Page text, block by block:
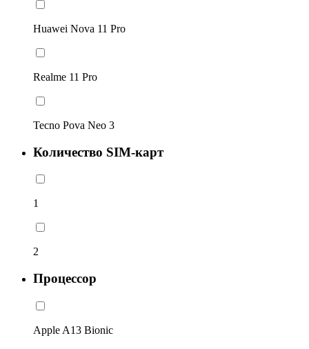
Huawei Nova 11 Pro
Realme 11 Pro
Tecno Pova Neo 3
Количество SIM-карт
1
2
Процессор
Apple A13 Bionic